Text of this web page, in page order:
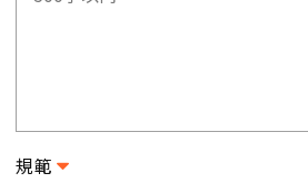
規範